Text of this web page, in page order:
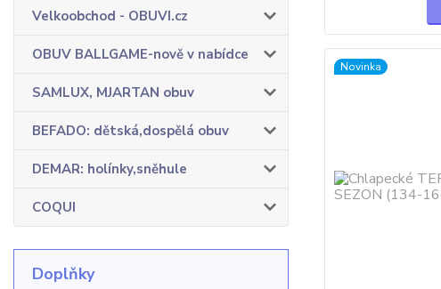
Velkoobchod - OBUVI.cz
OBUV BALLGAME-nově v nabídce
SAMLUX, MJARTAN obuv
BEFADO: dětská,dospělá obuv
DEMAR: holínky,sněhule
COQUI
Doplňky
Novinka